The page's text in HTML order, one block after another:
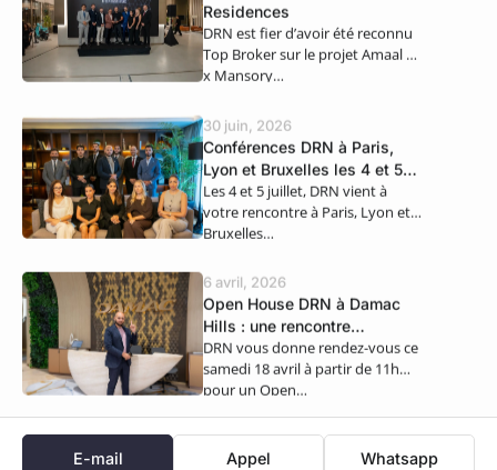
Residences
DRN est fier d’avoir été reconnu
Top Broker sur le projet Amaal 8
x Mansory…
30 juin, 2026
Conférences DRN à Paris,
Lyon et Bruxelles les 4 et 5
juillet
Les 4 et 5 juillet, DRN vient à
votre rencontre à Paris, Lyon et
Bruxelles…
6 avril, 2026
Open House DRN à Damac
Hills : une rencontre
exclusive ce samedi 18 avril
DRN vous donne rendez-vous ce
samedi 18 avril à partir de 11h
pour un Open…
E-mail Appel Whatsapp